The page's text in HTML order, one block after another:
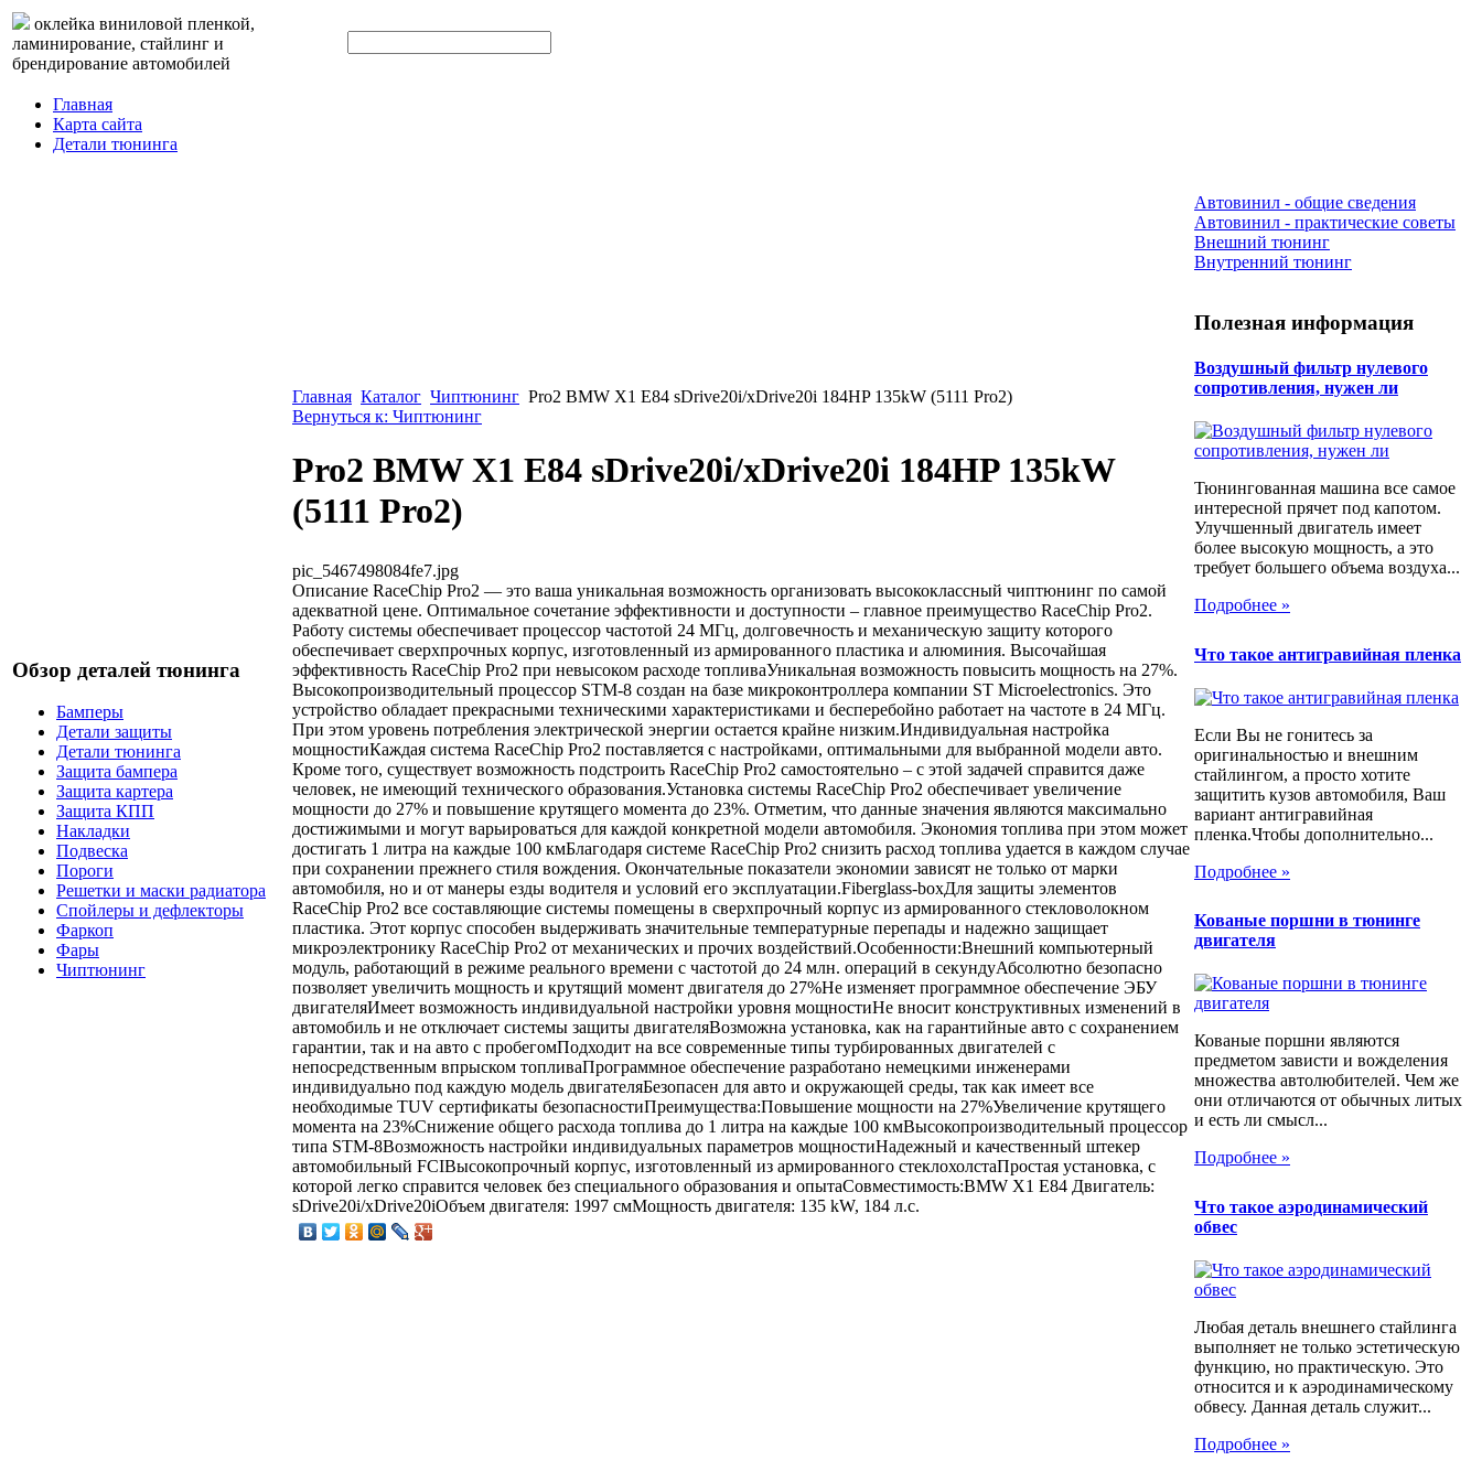
оклейка виниловой пленкой,
ламинирование, стайлинг и
брендирование автомобилей
Главная
Карта сайта
Детали тюнинга
Обзор деталей тюнинга
Бамперы
Детали защиты
Детали тюнинга
Защита бампера
Защита картера
Защита КПП
Накладки
Подвеска
Пороги
Решетки и маски радиатора
Спойлеры и дефлекторы
Фаркоп
Фары
Чиптюнинг
Главная Каталог Чиптюнинг Pro2 BMW X1 E84 sDrive20i/xDrive20i 184HP 135kW (5111 Pro2)
Вернуться к: Чиптюнинг
Pro2 BMW X1 E84 sDrive20i/xDrive20i 184HP 135kW
(5111 Pro2)
pic_5467498084fe7.jpg
Описание RaceChip Pro2 — это ваша уникальная возможность организовать высококлассный чиптюнинг по самой
адекватной цене. Оптимальное сочетание эффективности и доступности – главное преимущество RaceChip Pro2.
Работу системы обеспечивает процессор частотой 24 МГц, долговечность и механическую защиту которого
обеспечивает сверхпрочных корпус, изготовленный из армированного пластика и алюминия. Высочайшая
эффективность RaceChip Pro2 при невысоком расходе топливаУникальная возможность повысить мощность на 27%.
Высокопроизводительный процессор STM-8 создан на базе микроконтроллера компании ST Microelectronics. Это
устройство обладает прекрасными техническими характеристиками и бесперебойно работает на частоте в 24 МГц.
При этом уровень потребления электрической энергии остается крайне низким.Индивидуальная настройка
мощностиКаждая система RaceChip Pro2 поставляется с настройками, оптимальными для выбранной модели авто.
Кроме того, существует возможность подстроить RaceChip Pro2 самостоятельно – с этой задачей справится даже
человек, не имеющий технического образования.Установка системы RaceChip Pro2 обеспечивает увеличение
мощности до 27% и повышение крутящего момента до 23%. Отметим, что данные значения являются максимально
достижимыми и могут варьироваться для каждой конкретной модели автомобиля. Экономия топлива при этом может
достигать 1 литра на каждые 100 кмБлагодаря системе RaceChip Pro2 снизить расход топлива удается в каждом случае
при сохранении прежнего стиля вождения. Окончательные показатели экономии зависят не только от марки
автомобиля, но и от манеры езды водителя и условий его эксплуатации.Fiberglass-boxДля защиты элементов
RaceChip Pro2 все составляющие системы помещены в сверхпрочный корпус из армированного стекловолокном
пластика. Этот корпус способен выдерживать значительные температурные перепады и надежно защищает
микроэлектронику RaceChip Pro2 от механических и прочих воздействий.Особенности:Внешний компьютерный
модуль, работающий в режиме реального времени с частотой до 24 млн. операций в секундуАбсолютно безопасно
позволяет увеличить мощность и крутящий момент двигателя до 27%Не изменяет программное обеспечение ЭБУ
двигателяИмеет возможность индивидуальной настройки уровня мощностиНе вносит конструктивных изменений в
автомобиль и не отключает системы защиты двигателяВозможна установка, как на гарантийные авто с сохранением
гарантии, так и на авто с пробегомПодходит на все современные типы турбированных двигателей с
непосредственным впрыском топливаПрограммное обеспечение разработано немецкими инженерами
индивидуально под каждую модель двигателяБезопасен для авто и окружающей среды, так как имеет все
необходимые TUV сертификаты безопасностиПреимущества:Повышение мощности на 27%Увеличение крутящего
момента на 23%Снижение общего расхода топлива до 1 литра на каждые 100 кмВысокопроизводительный процессор
типа STM-8Возможность настройки индивидуальных параметров мощностиНадежный и качественный штекер
автомобильный FCIВысокопрочный корпус, изготовленный из армированного стеклохолстаПростая установка, с
которой легко справится человек без специального образования и опытаСовместимость:BMW X1 E84 Двигатель:
sDrive20i/xDrive20iОбъем двигателя: 1997 смМощность двигателя: 135 kW, 184 л.с.
Автовинил - общие сведения
Автовинил - практические советы
Внешний тюнинг
Внутренний тюнинг
Полезная информация
Воздушный фильтр нулевого
сопротивления, нужен ли
Тюнингованная машина все самое
интересной прячет под капотом.
Улучшенный двигатель имеет
более высокую мощность, а это
требует большего объема воздуха...
Подробнее »
Что такое антигравийная пленка
Если Вы не гонитесь за
оригинальностью и внешним
стайлингом, а просто хотите
защитить кузов автомобиля, Ваш
вариант антигравийная
пленка.Чтобы дополнительно...
Подробнее »
Кованые поршни в тюнинге
двигателя
Кованые поршни являются
предметом зависти и вожделения
множества автолюбителей. Чем же
они отличаются от обычных литых
и есть ли смысл...
Подробнее »
Что такое аэродинамический
обвес
Любая деталь внешнего стайлинга
выполняет не только эстетическую
функцию, но практическую. Это
относится и к аэродинамическому
обвесу. Данная деталь служит...
Подробнее »